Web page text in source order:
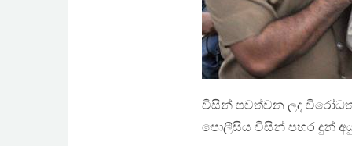
විසින් පවත්වන ලද
පොලීසිය විසින් පහර දුන්